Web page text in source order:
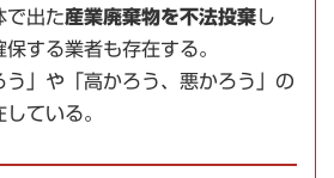
で出た産業廃棄物を不法投棄し
する業者も存在する。
う」や「高かろう、悪かろう」の
ている。